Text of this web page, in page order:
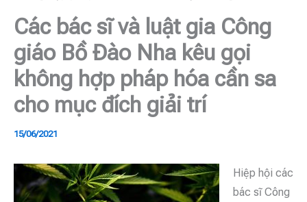
Các bác sĩ và luật gia Công
giáo Bồ Đào Nha kêu gọi
không hợp pháp hóa cần sa
cho mục đích giải trí
15/06/2021
Hiệp hội các
bác sĩ Công